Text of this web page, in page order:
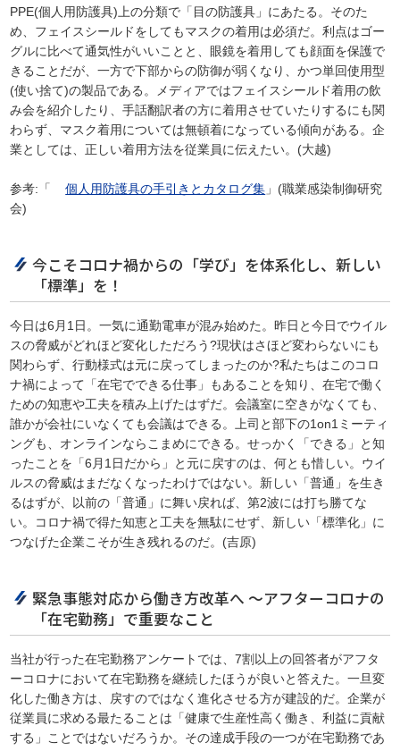
PPE(個人用防護具)上の分類で「目の防護具」にあたる。そのた
め、フェイスシールドをしてもマスクの着用は必須だ。利点はゴー
グルに比べて通気性がいいことと、眼鏡を着用しても顔面を保護で
きることだが、一方で下部からの防御が弱くなり、かつ単回使用型
(使い捨て)の製品である。メディアではフェイスシールド着用の飲
み会を紹介したり、手話翻訳者の方に着用させていたりするにも関
わらず、マスク着用については無頓着になっている傾向がある。企
業としては、正しい着用方法を従業員に伝えたい。(大越)
参考:「 個人用防護具の手引きとカタログ集 」(職業感染制御研究
会)
今こそコロナ禍からの「学び」を体系化し、新しい
「標準」を！
今日は6月1日。一気に通勤電車が混み始めた。昨日と今日でウイル
スの脅威がどれほど変化しただろう?現状はさほど変わらないにも
関わらず、行動様式は元に戻ってしまったのか?私たちはこのコロ
ナ禍によって「在宅でできる仕事」もあることを知り、在宅で働く
ための知恵や工夫を積み上げたはずだ。会議室に空きがなくても、
誰かが会社にいなくても会議はできる。上司と部下の1on1ミーティ
ングも、オンラインならこまめにできる。せっかく「できる」と知
ったことを「6月1日だから」と元に戻すのは、何とも惜しい。ウイ
ルスの脅威はまだなくなったわけではない。新しい「普通」を生き
るはずが、以前の「普通」に舞い戻れば、第2波には打ち勝てな
い。コロナ禍で得た知恵と工夫を無駄にせず、新しい「標準化」に
つなげた企業こそが生き残れるのだ。(吉原)
緊急事態対応から働き方改革へ ～アフターコロナの
「在宅勤務」で重要なこと
当社が行った在宅勤務アンケートでは、7割以上の回答者がアフタ
ーコロナにおいて在宅勤務を継続したほうが良いと答えた。一旦変
化した働き方は、戻すのではなく進化させる方が建設的だ。企業が
従業員に求める最たることは「健康で生産性高く働き、利益に貢献
する」ことではないだろうか。その達成手段の一つが在宅勤務であ